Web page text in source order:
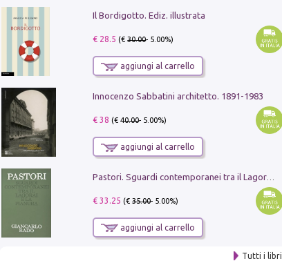
Il Bordigotto. Ediz. illustrata
€ 28.5 (€30.00- 5.00%)
aggiungi al carrello
Innocenzo Sabbatini architetto. 1891-1983
€ 38 (€40.00- 5.00%)
aggiungi al carrello
€ 33.25 (€35.00- 5.00%)
aggiungi al carrello
Tutti i libri